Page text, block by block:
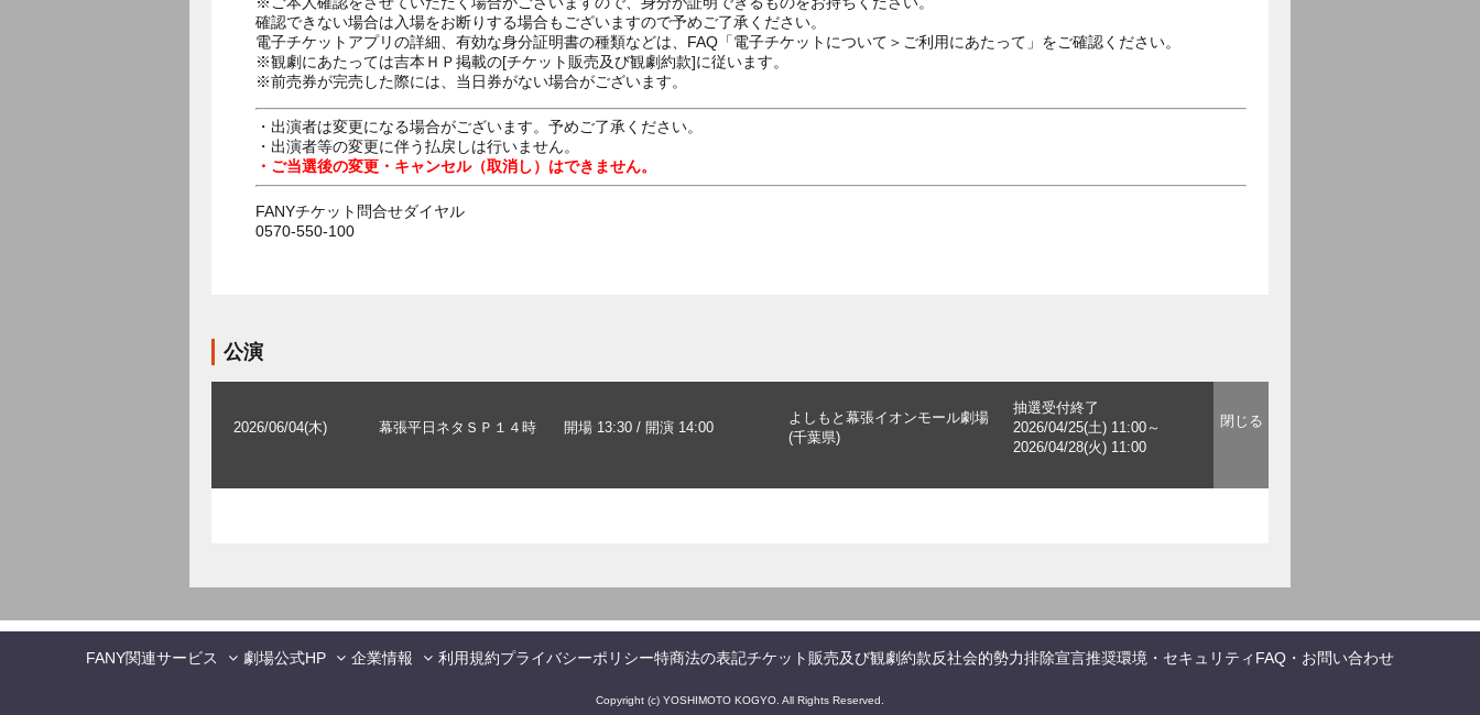
確認できない場合は入場をお断りする場合もございますので予めご了承ください。
電子チケットアプリの詳細、有効な身分証明書の種類などは、FAQ「電子チケットについて＞ご利用にあたって」をご確認ください。
※観劇にあたっては吉本ＨＰ掲載の[チケット販売及び観劇約款]に従います。
※前売券が完売した際には、当日券がない場合がございます。
・出演者は変更になる場合がございます。予めご了承ください。
・出演者等の変更に伴う払戻しは行いません。
・ご当選後の変更・キャンセル（取消し）はできません。
FANYチケット問合せダイヤル
0570-550-100
公演
2026/06/04(木) 幕張平日ネタＳＰ１４時 開場 13:30 / 開演 14:00
よしもと幕張イオンモール劇場
(千葉県)
抽選受付終了
2026/04/25(土) 11:00～
2026/04/28(火) 11:00
FANY関連サービス 劇場公式HP 企業情報 利用規約プライバシーポリシー特商法の表記チケット販売及び観劇約款反社会的勢力排除宣言推奨環境・セキュリティ FAQ・お問い合わせ
Copyright (c) YOSHIMOTO KOGYO. All Rights Reserved.